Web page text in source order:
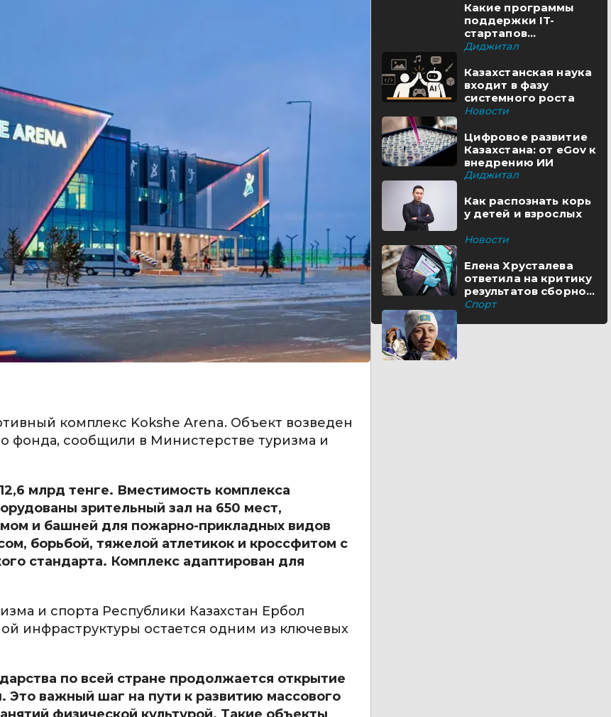
комплекс Kokshe Arena. Объект возведен
фонда, сообщили в Министерстве туризма и
млрд тенге. Вместимость комплекса
зрительный зал на 650 мест,
и башней для пожарно-прикладных видов
борьбой, тяжелой атлетикок и кроссфитом с
стандарта. Комплекс адаптирован для
и спорта Республики Казахстан Ербол
инфраструктуры остается одним из ключевых
по всей стране продолжается открытие
Это важный шаг на пути к развитию массового
Какие программы
поддержки IT-
стартапов
реализуются в
Диджитал
Казахстанская наука
входит в фазу
системного роста
Новости
Цифровое развитие
Казахстана: от eGov к
внедрению ИИ
Диджитал
Как распознать корь
у детей и взрослых
Новости
Елена Хрусталева
ответила на критику
результатов сборной
Казахстана
Спорт